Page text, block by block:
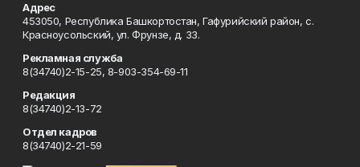
Адрес
453050, Республика Башкортостан, Гафурийский район, с.
Красноусольский, ул. Фрунзе, д. 33.
Рекламная служба
8(34740)2-15-25, 8-903-354-69-11
Редакция
8(34740)2-13-72
Отдел кадров
8(34740)2-21-59